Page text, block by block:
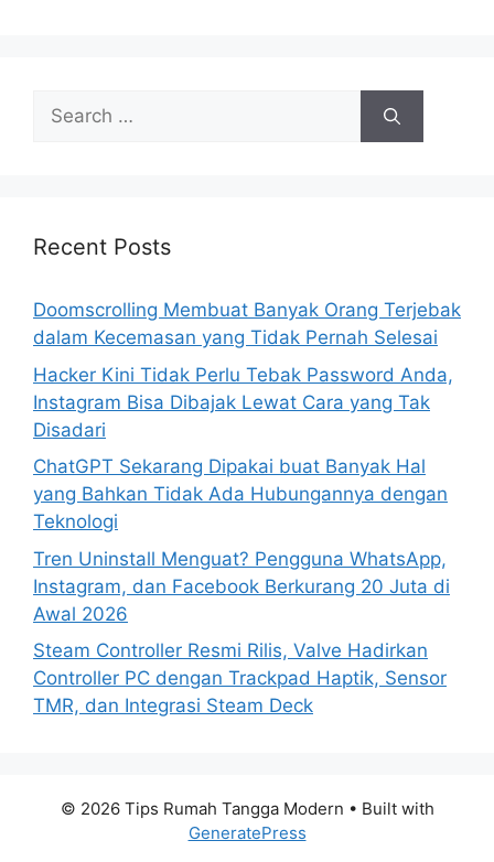
h
r
:
Recent Posts
Doomscrolling Membuat Banyak Orang Terjebak
dalam Kecemasan yang Tidak Pernah Selesai
Hacker Kini Tidak Perlu Tebak Password Anda,
Instagram Bisa Dibajak Lewat Cara yang Tak
Disadari
ChatGPT Sekarang Dipakai buat Banyak Hal
yang Bahkan Tidak Ada Hubungannya dengan
Teknologi
Tren Uninstall Menguat? Pengguna WhatsApp,
Instagram, dan Facebook Berkurang 20 Juta di
Awal 2026
Steam Controller Resmi Rilis, Valve Hadirkan
Controller PC dengan Trackpad Haptik, Sensor
TMR, dan Integrasi Steam Deck
© 2026 Tips Rumah Tangga Modern • Built with
GeneratePress